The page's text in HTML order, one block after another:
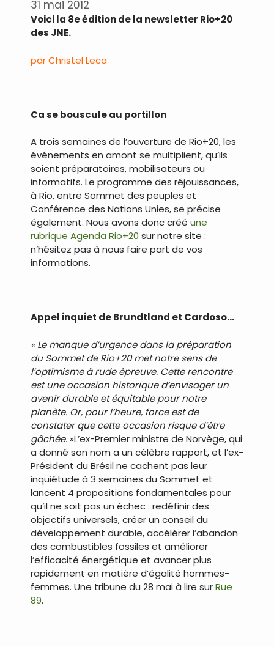
31 mai 2012
Voici la 8e édition de la newsletter Rio+20
des JNE.
par Christel Leca
Ca se bouscule au portillon
A trois semaines de l’ouverture de Rio+20, les
événements en amont se multiplient, qu’ils
soient préparatoires, mobilisateurs ou
informatifs. Le programme des réjouissances,
à Rio, entre Sommet des peuples et
Conférence des Nations Unies, se précise
également. Nous avons donc créé une
rubrique Agenda Rio+20 sur notre site :
n’hésitez pas à nous faire part de vos
informations.
Appel inquiet de Brundtland et Cardoso…
« Le manque d’urgence dans la préparation
du Sommet de Rio+20 met notre sens de
l’optimisme à rude épreuve. Cette rencontre
est une occasion historique d’envisager un
avenir durable et équitable pour notre
planète. Or, pour l’heure, force est de
constater que cette occasion risque d’être
gâchée. »L’ex-Premier ministre de Norvège, qui
a donné son nom a un célèbre rapport, et l’ex-
Président du Brésil ne cachent pas leur
inquiétude à 3 semaines du Sommet et
lancent 4 propositions fondamentales pour
qu’il ne soit pas un échec : redéfinir des
objectifs universels, créer un conseil du
développement durable, accélérer l’abandon
des combustibles fossiles et améliorer
l’efficacité énergétique et avancer plus
rapidement en matière d’égalité hommes-
femmes. Une tribune du 28 mai à lire surRue
89.